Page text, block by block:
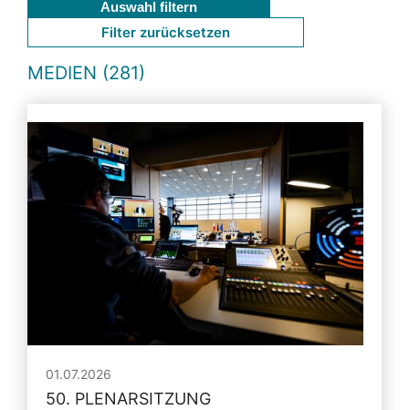
Auswahl filtern
Filter zurücksetzen
MEDIEN (281)
01.07.2026
50. PLENARSITZUNG